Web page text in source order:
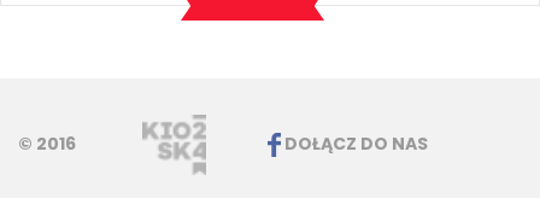
© 2016 DOŁĄCZ DO NAS